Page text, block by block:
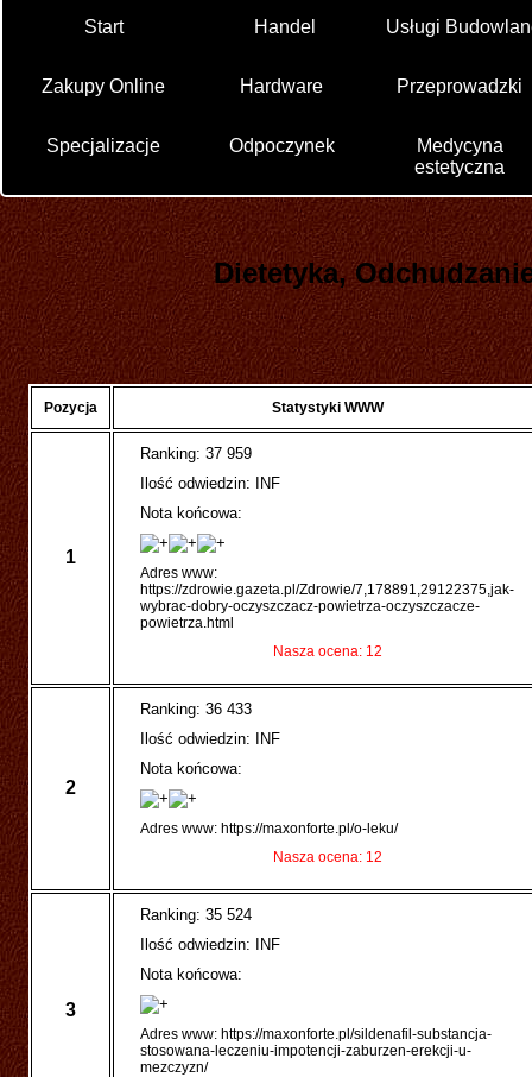
Start Handel Usługi
Zakupy Online Hardware Przeprowadzki
Specjalizacje Odpoczynek
Medycyna
estetyczna
Dietetyka,
Pozycja Statystyki WWW
1
Ranking: 37 959
Ilość odwiedzin: INF
Nota końcowa:
Adres www:
https://zdrowie.gazeta.pl/Zdrowie/7,178891,29122375,jak-
wybrac-dobry-oczyszczacz-powietrza-oczyszczacze-
powietrza.html
Nasza ocena: 12
2
Ranking: 36 433
Ilość odwiedzin: INF
Nota końcowa:
Adres www: https://maxonforte.pl/o-leku/
Nasza ocena: 12
3
Ranking: 35 524
Ilość odwiedzin: INF
Nota końcowa:
Adres www: https://maxonforte.pl/sildenafil-substancja-
stosowana-leczeniu-impotencji-zaburzen-erekcji-u-
mezczyzn/